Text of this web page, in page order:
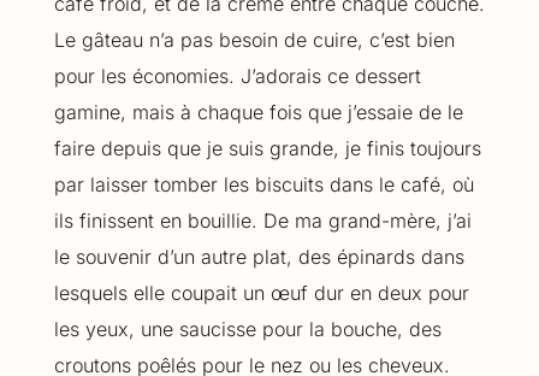
Le gâteau n’a pas besoin de cuire, c’est bien
pour les économies. J’adorais ce dessert
gamine, mais à chaque fois que j’essaie de le
faire depuis que je suis grande, je finis toujours
par laisser tomber les biscuits dans le café, où
ils finissent en bouillie. De ma grand-mère, j’ai
le souvenir d’un autre plat, des épinards dans
lesquels elle coupait un œuf dur en deux pour
les yeux, une saucisse pour la bouche, des
croutons poêlés pour le nez ou les cheveux.